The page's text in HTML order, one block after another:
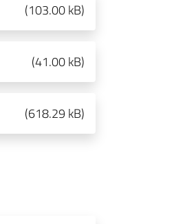
(103.00 kB)
(41.00 kB)
(618.29 kB)